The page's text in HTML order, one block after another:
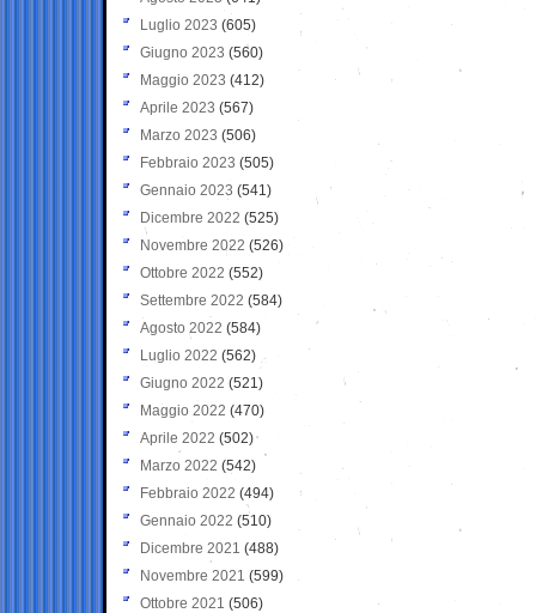
Luglio 2023 (605)
Giugno 2023 (560)
Maggio 2023 (412)
Aprile 2023 (567)
Marzo 2023 (506)
Febbraio 2023 (505)
Gennaio 2023 (541)
Dicembre 2022 (525)
Novembre 2022 (526)
Ottobre 2022 (552)
Settembre 2022 (584)
Agosto 2022 (584)
Luglio 2022 (562)
Giugno 2022 (521)
Maggio 2022 (470)
Aprile 2022 (502)
Marzo 2022 (542)
Febbraio 2022 (494)
Gennaio 2022 (510)
Dicembre 2021 (488)
Novembre 2021 (599)
Ottobre 2021 (506)